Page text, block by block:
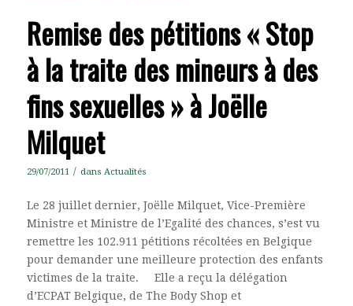
Remise des pétitions « Stop
à la traite des mineurs à des
fins sexuelles » à Joëlle
Milquet
29/07/2011 / dans Actualités
Le 28 juillet dernier, Joëlle Milquet, Vice-Première
Ministre et Ministre de l’Egalité des chances, s’est vu
remettre les 102.911 pétitions récoltées en Belgique
pour demander une meilleure protection des enfants
victimes de la traite. Elle a reçu la délégation
d’ECPAT Belgique, de The Body Shop et